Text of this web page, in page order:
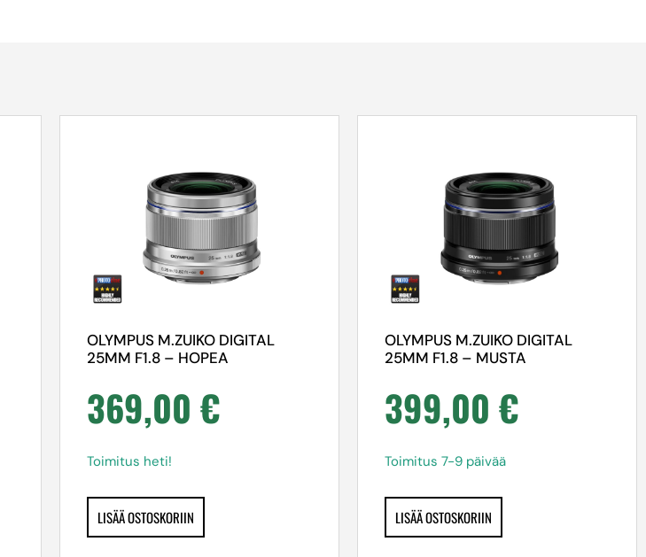
OLYMPUS M.ZUIKO DIGITAL
25MM F1.8 – HOPEA
369,00 €
Toimitus heti!
LISÄÄ OSTOSKORIIN
OLYMPUS M.ZUIKO DIGITAL
25MM F1.8 – MUSTA
399,00 €
Toimitus 7-9 päivää
LISÄÄ OSTOSKORIIN